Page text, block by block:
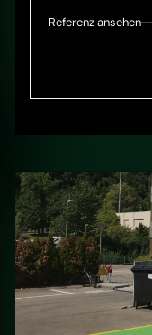
Referenz ansehen